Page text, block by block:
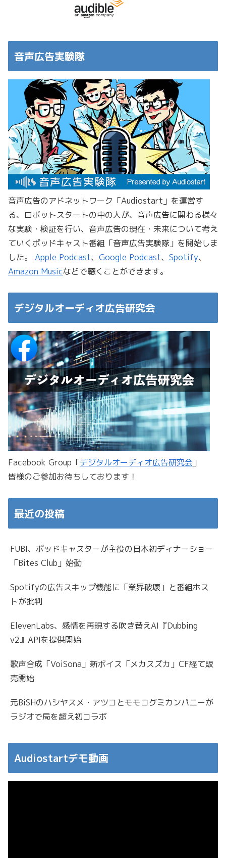
音声広告実験隊
音声広告のアドネットワーク「Audiostart」を運営す
る、ロボットスタートの中の人が、音声広告に関わる様々
な実験・検証を行い、音声広告の現在・未来について考え
ていくポッドキャスト番組「音声広告実験隊」を開始しま
した。 Apple Podcast、 Google Podcast、 Spotify、
Amazon Musicなどで聴くことができます。
デジタルオーディオ広告研究会
Facebook Group「デジタルオーディオ広告研究会 」
皆様のご参加お待ちしております！
最近の投稿
FUBI、ポッドキャスターが主役の日本初ディナーショー
「Bites Club」始動
Spotifyの広告スキップ機能に「業界破壊」と番組ホス
トが批判
ElevenLabs、感情を再現する吹き替えAI『Dubbing
v2』APIを提供開始
歌声合成「VoiSona」新ボイス「メカスズカ」CF経て販
売開始
元BiSHのハシヤスメ・アツコとモモコグミカンパニーが
ラジオで局を超え初コラボ
Audiostartデモ動画